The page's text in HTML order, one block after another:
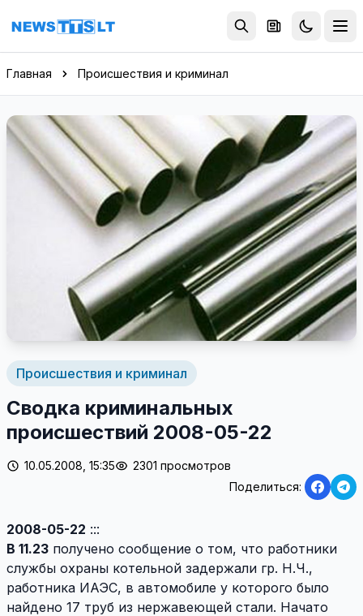
Перейти к содержимому
Главная Происшествия и криминал
Происшествия и криминал
Сводка криминальных
происшествий 2008-05-22
10.05.2008, 15:35
2301 просмотров
Поделиться:
2008-05-22 :::
В 11.23 получено сообщение о том, что работники
службы охраны котельной задержали гр. Н.Ч.,
работника ИАЭС, в автомобиле у которого было
найдено 17 труб из нержавеющей стали. Начато